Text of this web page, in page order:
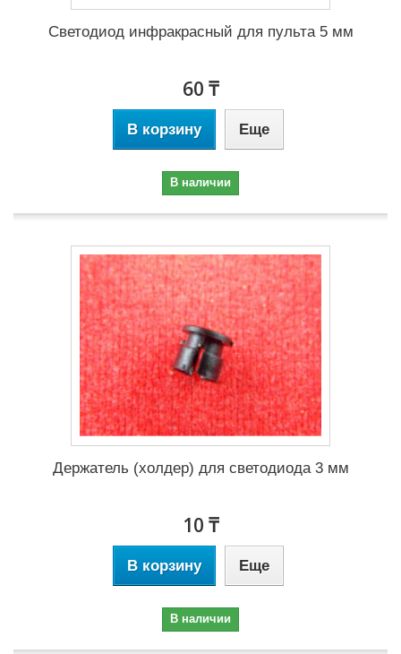
Светодиод инфракрасный для пульта 5 мм
60 ₸
В корзину Еще
В наличии
Держатель (холдер) для светодиода 3 мм
10 ₸
В корзину Еще
В наличии